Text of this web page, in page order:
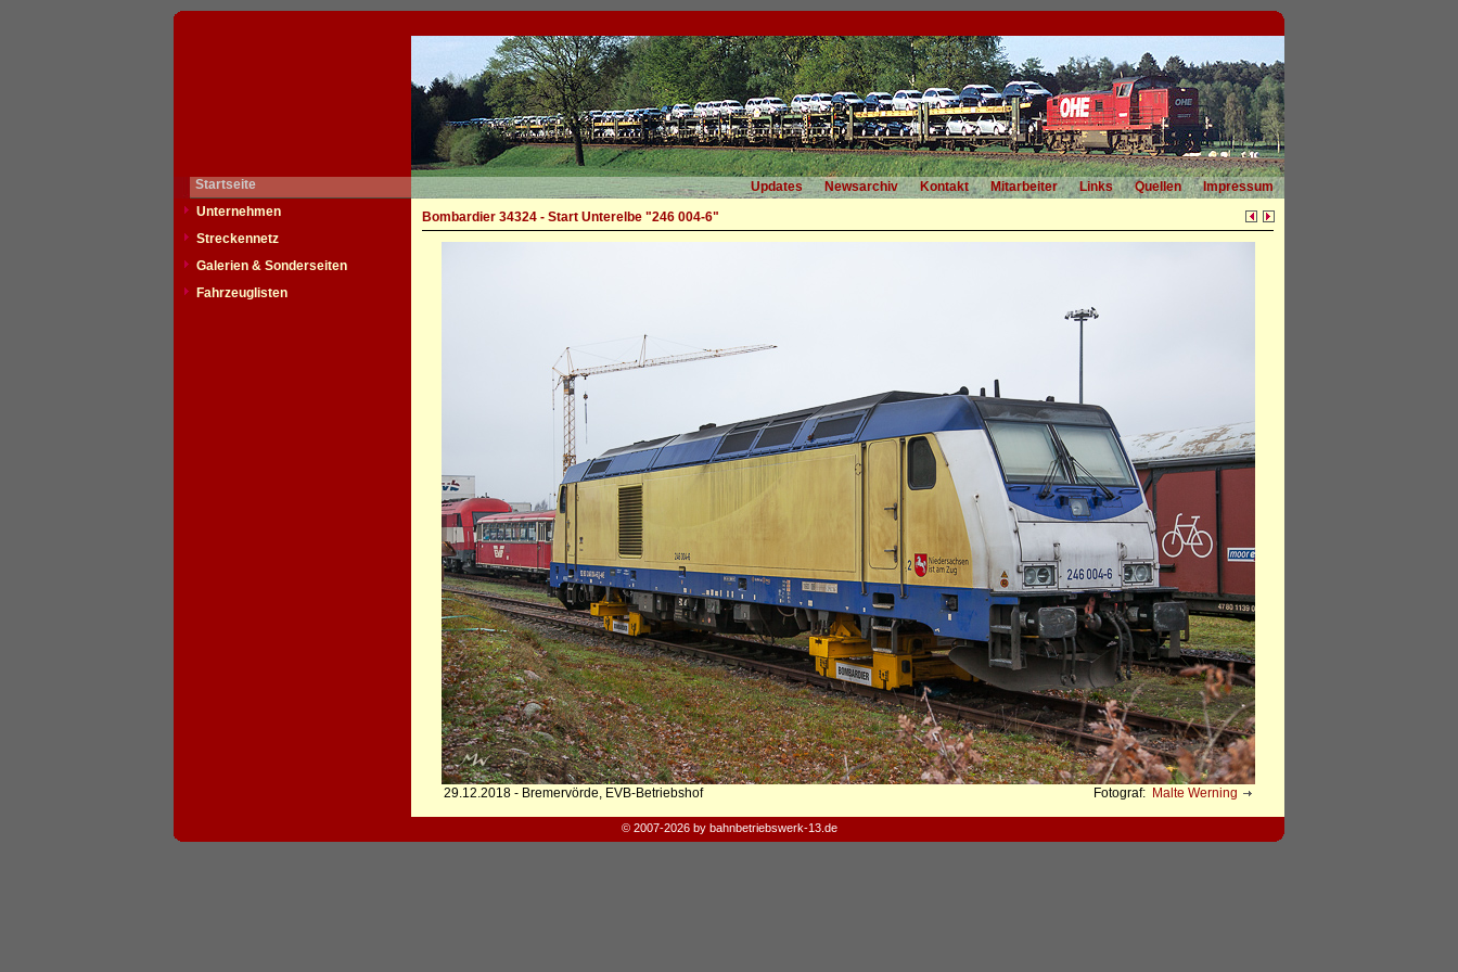
Startseite Updates Newsarchiv Kontakt Mitarbeiter Links Quellen
Impressum
Unternehmen
Streckennetz
Galerien & Sonderseiten
Fahrzeuglisten
Bombardier 34324 - Start Unterelbe "246 004-6"
29.12.2018 - Bremervörde, EVB-Betriebshof Fotograf: Malte Werning
© 2007-2026 by bahnbetriebswerk-13.de